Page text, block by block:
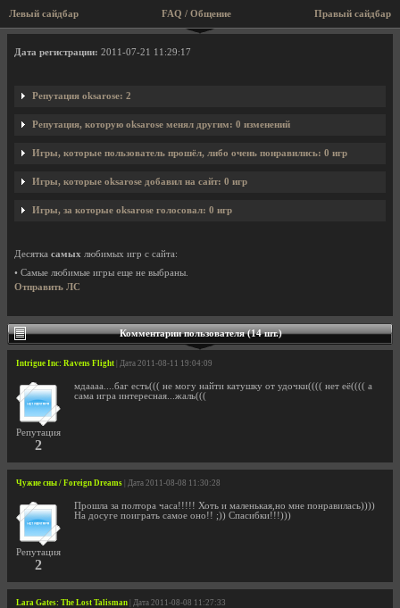
Левый сайдбар Правый сайдбар
FAQ / Общение
Профиль пользователя oksarose
Дата регистрации: 2011-07-21 11:29:17
Репутация oksarose: 2
Репутация, которую oksarose менял другим: 0 изменений
Игры, которые пользователь прошёл, либо очень понравились: 0 игр
Игры, которые oksarose добавил на сайт: 0 игр
Игры, за которые oksarose голосовал: 0 игр
Десятка самых любимых игр с сайта:
• Самые любимые игры еще не выбраны.
Отправить ЛС
Комментарии пользователя (14 шт.)
Intrigue Inc: Ravens Flight | Дата 2011-08-11 19:04:09
Репутация
2
мдаааа....баг есть((( не могу найти катушку от удочки(((( нет её(((( а
сама игра интересная...жаль(((
Чужие сны / Foreign Dreams | Дата 2011-08-08 11:30:28
Репутация
2
Прошла за полтора часа!!!!! Хоть и маленькая,но мне понравилась))))
На досуге поиграть самое оно!! ;)) Спасибки!!!)))
Lara Gates: The Lost Talisman | Дата 2011-08-08 11:27:33